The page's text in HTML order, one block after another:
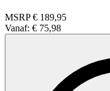
MSRP € 189,95
Vanaf: € 75,98